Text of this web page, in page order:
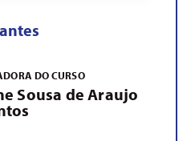
DO CURSO
Sousa de Araujo